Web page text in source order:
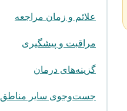
علائم و زمان مراجعه
مراقبت و پیشگیری
گزینه‌های درمان
جست‌وجوی سایر مناطق